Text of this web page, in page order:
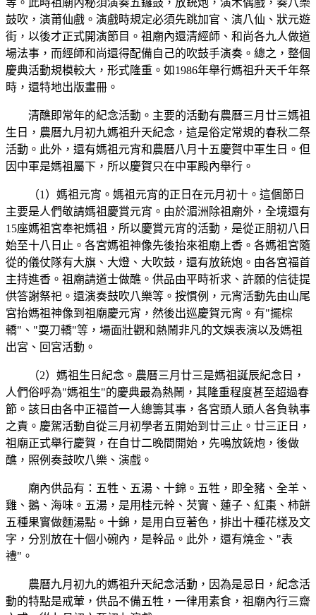
等。此時祖廟內秘須演奏五鑼鼓，放銃炮，演木偶戲，奏八樂
鼓吹，演莆仙戲。演戲時規定必須先跳加官、演八仙、狀元遊
街，以後才正式開演節目。祖廟內還清經師、和尚各九人做道
場法事，而經師和尚還得配備自己的吹鼓手演奏。總之，整個
慶典活動規模較大，形式隆重。如1986年舉行媽祖升天千年祭
時，還特地出版畫冊。
清醮即常年的紀念活動。主要的活動有農曆三月廿三媽祖
生日，農曆九月初九媽祖升天紀念，這是俗定常規的春秋二祭
活動。此外，還有媽祖元宵和農曆八月十五慶賀中軍生日。但
因中軍是媽祖屬下，所以慶賀只在中軍殿內舉行。
（1）媽祖元宵。媽祖元宵的正日在元月初十。這個節日
主要是人們敬請媽祖慶賞元宵。由於湄洲除祖廟外，全境還有
15座媽祖宮奉祀媽祖，所以慶賞元宵的活動，是從正朋初八日
始至十八日止。各宮媽祖神像先後抬來祖廟上香。各媽祖宮隨
從的儀仗隊有大旗、大燈、大吹鼓，還有放銃炮。由各宮福首
主持進香。祖廟請道士做醮。供品由平時祈求、許願的信徒提
供答謝祭祀。還演奏鼓吹八樂等。按慣例，元宵活動先由山尾
宮抬媽祖神像到祖廟慶元宵，然後出巡慶賀元宵。有"擺棕
轎"、"耍刀轎"等，場面壯觀和熱鬧非凡的文娛表演以及媽祖
出宮、回宮活動。
（2）媽祖生日紀念。農曆三月廿三是媽祖誕辰紀念日，
人們俗呼為"媽祖生"的慶典最為熱鬧，其隆重程度甚至超過春
節。該日由各中正福首一人總籌其事，各宮頭人頭人各負執事
之責。慶駕活動自從三月初學者五開始到廿三止。廿三正日，
祖廟正式舉行慶賀，在自廿二晚間開始，先鳴放銃炮，後做
醮，照例奏鼓吹八樂、演戲。
廟內供品有：五牲、五湯、十錦。五牲，即全豬、全羊、
雞、鵝、海味。五湯，是用桂元幹、芡實、蓮子、紅棗、柿餅
五種果實做麵湯點。十錦，是用白豆著色，排出十種花樣及文
字，分別放在十個小碗內，是幹品。此外，還有燒金、"表
禮"。
農曆九月初九的媽祖升天紀念活動，因為是忌日，紀念活
動的特點是戒葷，供品不備五牲，一律用素食，祖廟內行三齋